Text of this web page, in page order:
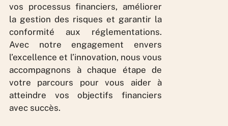
vos processus financiers, améliorer
la gestion des risques et garantir la
conformité aux réglementations.
Avec notre engagement envers
l’excellence et l’innovation, nous vous
accompagnons à chaque étape de
votre parcours pour vous aider à
atteindre vos objectifs financiers
avec succès.